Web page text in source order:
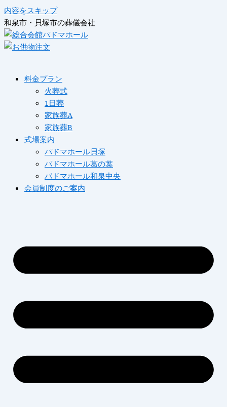
内容をスキップ
和泉市・貝塚市の葬儀会社
料金プラン
火葬式
1日葬
家族葬A
家族葬B
式場案内
パドマホール貝塚
パドマホール葛の葉
パドマホール和泉中央
会員制度のご案内